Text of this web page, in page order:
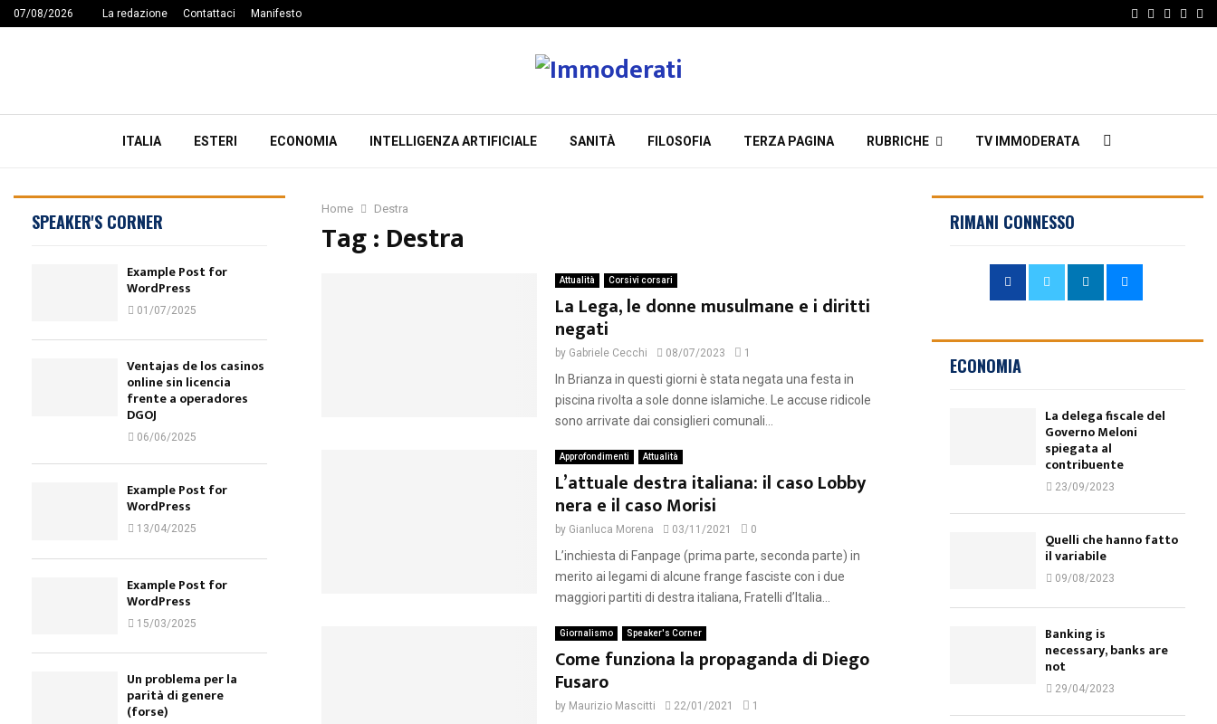
07/08/2026 La redazione Contattaci Manifesto Facebook
Twitter
ITALIA ESTERI ECONOMIA INTELLIGENZA ARTIFICIALE SANITÀ FILOSOFIA TERZA PAGINA RUBRICHE TV IMMODERATA
Home Destra
Tag : Destra
Attualità Corsivi corsari
La Lega, le donne musulmane e i diritti
negati
by Gabriele Cecchi 08/07/2023 1
In Brianza in questi giorni è stata negata una festa in
piscina rivolta a sole donne islamiche. Le accuse ridicole
sono arrivate dai consiglieri comunali...
Approfondimenti Attualità
L’attuale destra italiana: il caso Lobby
nera e il caso Morisi
by Gianluca Morena 03/11/2021 0
L’inchiesta di Fanpage (prima parte, seconda parte) in
merito ai legami di alcune frange fasciste con i due
maggiori partiti di destra italiana, Fratelli d’Italia...
Giornalismo Speaker's Corner
Come funziona la propaganda di Diego
Fusaro
by Maurizio Mascitti 22/01/2021 1
SPEAKER'S CORNER
Example Post for
WordPress
01/07/2025
Ventajas de los casinos
online sin licencia
frente a operadores
DGOJ
06/06/2025
Example Post for
WordPress
13/04/2025
Example Post for
WordPress
15/03/2025
Un problema per la
parità di genere
(forse)
RIMANI CONNESSO
ECONOMIA
La delega fiscale del
Governo Meloni
spiegata al
contribuente
23/09/2023
Quelli che hanno fatto
il variabile
09/08/2023
Banking is
necessary, banks are
not
29/04/2023